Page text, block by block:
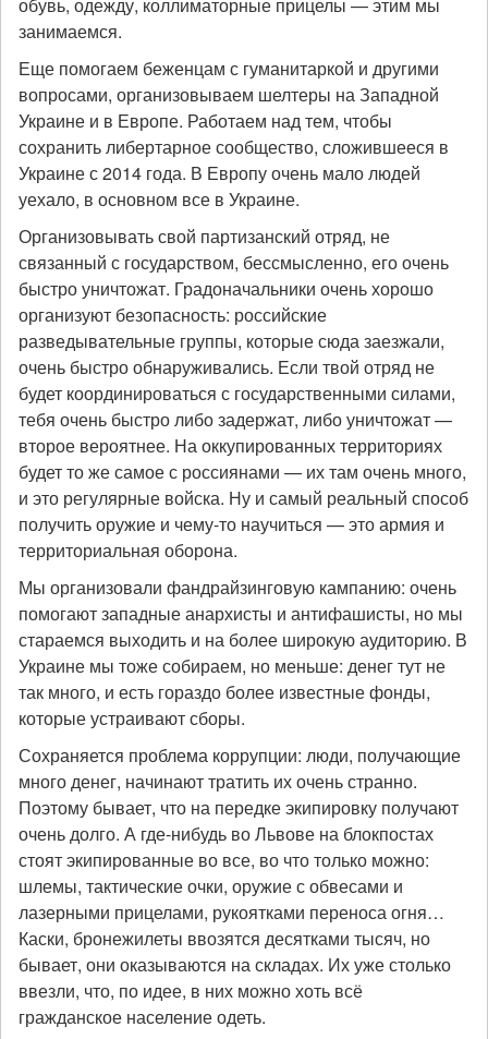
занимаемся.
Еще помогаем беженцам с гуманитаркой и другими
вопросами, организовываем шелтеры на Западной
Украине и в Европе. Работаем над тем, чтобы
сохранить либертарное сообщество, сложившееся в
Украине с 2014 года. В Европу очень мало людей
уехало, в основном все в Украине.
Организовывать свой партизанский отряд, не
связанный с государством, бессмысленно, его очень
быстро уничтожат. Градоначальники очень хорошо
организуют безопасность: российские
разведывательные группы, которые сюда заезжали,
очень быстро обнаруживались. Если твой отряд не
будет координироваться с государственными силами,
тебя очень быстро либо задержат, либо уничтожат —
второе вероятнее. На оккупированных территориях
будет то же самое с россиянами — их там очень много,
и это регулярные войска. Ну и самый реальный способ
получить оружие и чему-то научиться — это армия и
территориальная оборона.
Мы организовали фандрайзинговую кампанию: очень
помогают западные анархисты и антифашисты, но мы
стараемся выходить и на более широкую аудиторию. В
Украине мы тоже собираем, но меньше: денег тут не
так много, и есть гораздо более известные фонды,
которые устраивают сборы.
Сохраняется проблема коррупции: люди, получающие
много денег, начинают тратить их очень странно.
Поэтому бывает, что на передке экипировку получают
очень долго. А где-нибудь во Львове на блокпостах
стоят экипированные во все, во что только можно:
шлемы, тактические очки, оружие с обвесами и
лазерными прицелами, рукоятками переноса огня…
Каски, бронежилеты ввозятся десятками тысяч, но
бывает, они оказываются на складах. Их уже столько
ввезли, что, по идее, в них можно хоть всё
гражданское население одеть.